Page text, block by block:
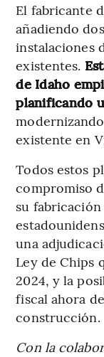
El fabricante
añadiendo
instalaciones
existentes.
de Idaho
planificando
existente en
Todos estos
compromiso
su fabricación
una
Ley de Chips
2024, y la
fiscal ahora
construcción.
Con la